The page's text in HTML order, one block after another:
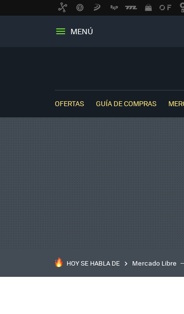
MENÚ
OFERTAS GUÍA DE COMPRAS
HOY SE HABLA DE Mercado Libre